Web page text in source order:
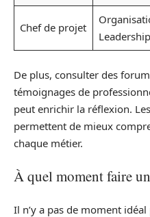
Chef de projet
Leadership
De plus, consulter des
témoignages de
peut enrichir la réflexion.
permettent de mieux
chaque métier.
À quel moment faire
Il n’y a pas de moment